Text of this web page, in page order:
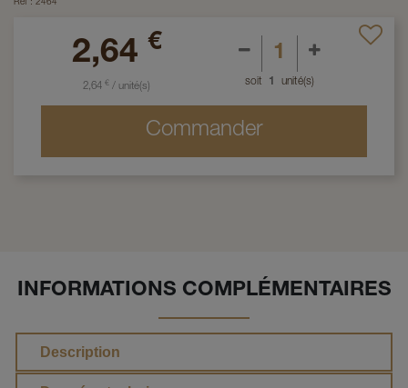
Réf : 2464
2,64 €
2,64 €/ unité(s) soit 1 unité(s)
Commander
INFORMATIONS COMPLÉMENTAIRES
Description